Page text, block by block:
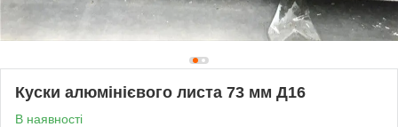
Куски алюмінієвого листа 73 мм Д16
В наявності